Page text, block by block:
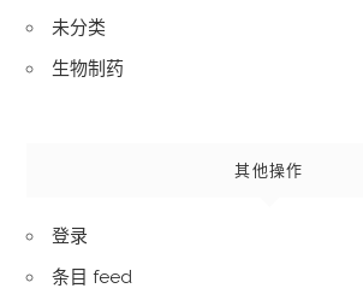
未分类
生物制药
其他操作
登录
条目 feed